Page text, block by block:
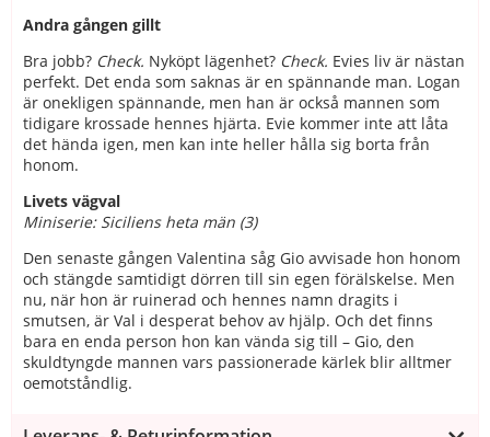
Andra gången gillt
Bra jobb? Check. Nyköpt lägenhet? Check. Evies liv är nästan
perfekt. Det enda som saknas är en spännande man. Logan
är onekligen spännande, men han är också mannen som
tidigare krossade hennes hjärta. Evie kommer inte att låta
det hända igen, men kan inte heller hålla sig borta från
honom.
Livets vägval
Miniserie: Siciliens heta män (3)
Den senaste gången Valentina såg Gio avvisade hon honom
och stängde samtidigt dörren till sin egen förälskelse. Men
nu, när hon är ruinerad och hennes namn dragits i
smutsen, är Val i desperat behov av hjälp. Och det finns
bara en enda person hon kan vända sig till – Gio, den
skuldtyngde mannen vars passionerade kärlek blir alltmer
oemotståndlig.